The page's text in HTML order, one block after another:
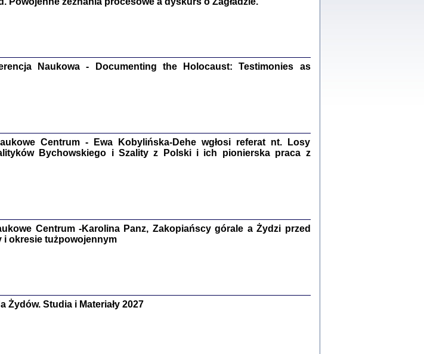
Studia i Materiały
nr 17, R. 2021
NIE WIEMY CO PRZYNIESIE NAM KOLEJNA GODZINA ...
Dziennik pisany w ukryciu w latach 1943-1944
Zagłada Żydów.
Naukowa - Documenting the Holocaust: Testimonies as
Centrum - Ewa Kobylińska-Dehe wgłosi referat nt. Losy
Bychowskiego i Szality z Polski i ich pionierska praca z
Centrum -Karolina Panz, Zakopiańscy górale a Żydzi przed
i okresie tużpowojennym
Żydów. Studia i Materiały 2027